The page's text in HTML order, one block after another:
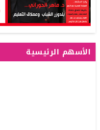
الأسهم الرئيسية